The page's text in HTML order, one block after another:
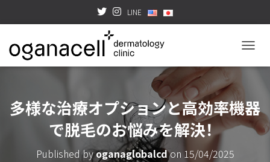
LINE
多様な治療オプションと高効率機器
で脱毛のお悩みを解決！
Published byoganaglobalcdon 15/04/2025